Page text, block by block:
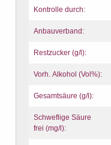
Kontrolle durch:
Anbauverband:
Restzucker (g/l):
Vorh. Alkohol (Vol%):
Gesamtsäure (g/l):
Schweflige Säure
frei (mg/l):